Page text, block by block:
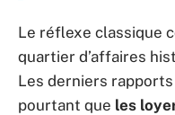
Le réflexe classique
quartier d’affaires
Les derniers
pourtant que les